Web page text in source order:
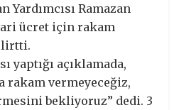
Yardımcısı Ramazan
ücret için rakam
yaptığı açıklamada,
rakam vermeyeceğiz,
bekliyoruz” dedi. 3